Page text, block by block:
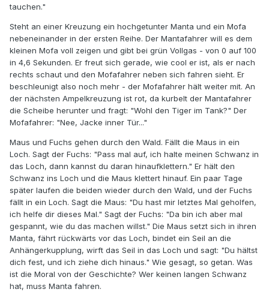
tauchen."
Steht an einer Kreuzung ein hochgetunter Manta und ein Mofa
nebeneinander in der ersten Reihe. Der Mantafahrer will es dem
kleinen Mofa voll zeigen und gibt bei grün Vollgas - von 0 auf 100
in 4,6 Sekunden. Er freut sich gerade, wie cool er ist, als er nach
rechts schaut und den Mofafahrer neben sich fahren sieht. Er
beschleunigt also noch mehr - der Mofafahrer hält weiter mit. An
der nächsten Ampelkreuzung ist rot, da kurbelt der Mantafahrer
die Scheibe herunter und fragt: "Wohl den Tiger im Tank?" Der
Mofafahrer: "Nee, Jacke inner Tür..."
Maus und Fuchs gehen durch den Wald. Fällt die Maus in ein
Loch. Sagt der Fuchs: "Pass mal auf, ich halte meinen Schwanz in
das Loch, dann kannst du daran hinaufklettern." Er hält den
Schwanz ins Loch und die Maus klettert hinauf. Ein paar Tage
später laufen die beiden wieder durch den Wald, und der Fuchs
fällt in ein Loch. Sagt die Maus: "Du hast mir letztes Mal geholfen,
ich helfe dir dieses Mal." Sagt der Fuchs: "Da bin ich aber mal
gespannt, wie du das machen willst." Die Maus setzt sich in ihren
Manta, fährt rückwärts vor das Loch, bindet ein Seil an die
Anhängerkupplung, wirft das Seil in das Loch und sagt: "Du hältst
dich fest, und ich ziehe dich hinaus." Wie gesagt, so getan. Was
ist die Moral von der Geschichte? Wer keinen langen Schwanz
hat, muss Manta fahren.